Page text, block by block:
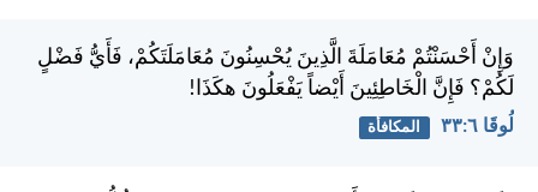
وَإِنْ أَحْسَنْتُمْ مُعَامَلَةَ الَّذِينَ يُحْسِنُونَ مُعَامَلَتَكُمْ، فَأَيُّ فَضْلٍ
لَكُمْ؟ فَإِنَّ الْخَاطِئِينَ أَيْضاً يَفْعَلُونَ هكَذَا!
لُوقَا ٦:‏٣٣ المكافأة